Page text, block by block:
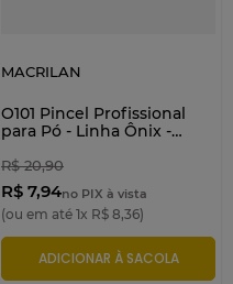
MACRILAN
O101 Pincel Profissional
para Pó - Linha Ônix -
R$ 20,90
R$ 7,94no PIX à vista
(ou em até 1x R$ 8,36)
ADICIONAR À SACOLA